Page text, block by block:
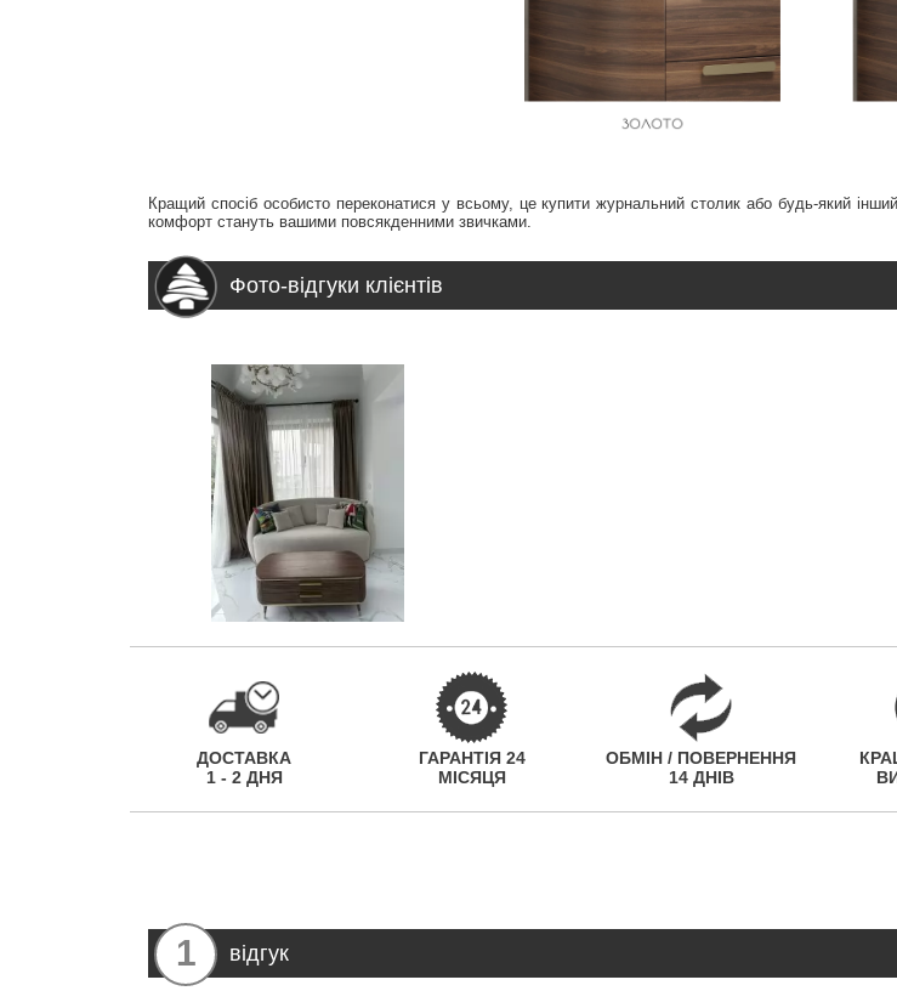
Кращий спосіб особисто переконатися у всьому, це купити журнальний столик або будь-який інший
комфорт стануть вашими повсякденними звичками.
Фото-відгуки клієнтів
ДОСТАВКА
1 - 2 ДНЯ
ГАРАНТІЯ 24
МІСЯЦЯ
ОБМІН / ПОВЕРНЕННЯ
14 ДНІВ
1 відгук